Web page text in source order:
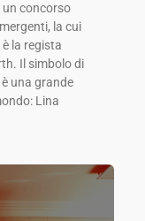
un concorso
la cui
la regista
Il simbolo di
una grande
Lina